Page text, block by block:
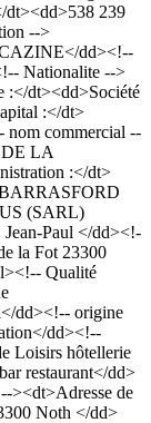
dt><dd>538 239
-->
dd><!--
Nationalite -->
:</dt><dd>Société
:</dt>
nom commercial --
LA
:</dt>
(SARL)
Paul </dd><!-
la Fot 23300
Qualité
dd><!-- origine
dd><!--
Loisirs hôtellerie
restaurant</dd>
><dt>Adresse de
Noth </dd>